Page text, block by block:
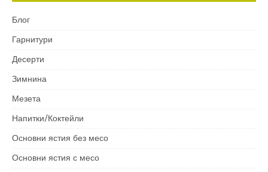
Блог
Гарнитури
Десерти
Зимнина
Мезета
Напитки/Коктейли
Основни ястия без месо
Основни ястия с месо